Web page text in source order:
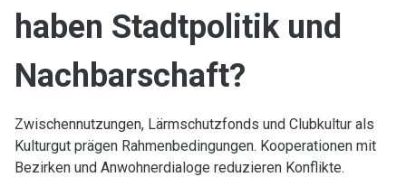
haben Stadtpolitik und
Nachbarschaft?
Zwischennutzungen, Lärmschutzfonds und Clubkultur als
Kulturgut prägen Rahmenbedingungen. Kooperationen mit
Bezirken und Anwohnerdialoge reduzieren Konflikte.